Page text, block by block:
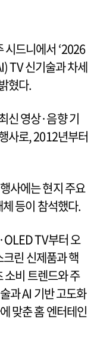
시드니에서 ‘2026
TV 신기술과 차세
혔다.
신 영상·음향 기
사로, 2012년부터
사에는 현지 주요
등이 참석했다.
TV부터 오
린 신제품과 핵
소비 트렌드와 주
과 AI 기반 고도화
맞춘 홈 엔터테인